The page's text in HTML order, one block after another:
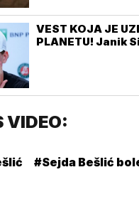
VEST KOJA JE
PLANETU! Janik
VIDEO:
#Sejda Bešlić